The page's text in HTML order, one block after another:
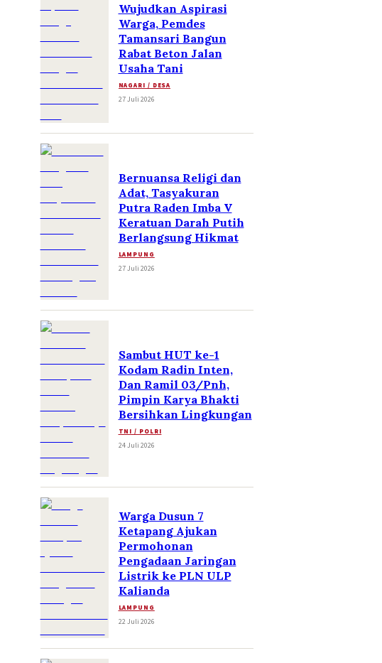
Wujudkan Aspirasi
Warga, Pemdes
Tamansari Bangun
Rabat Beton Jalan
Usaha Tani
NAGARI / DESA
27 Juli 2026
Bernuansa Religi dan
Adat, Tasyakuran
Putra Raden Imba V
Keratuan Darah Putih
Berlangsung Hikmat
LAMPUNG
27 Juli 2026
Sambut HUT ke-1
Kodam Radin Inten,
Dan Ramil 03/Pnh,
Pimpin Karya Bhakti
Bersihkan Lingkungan
TNI / POLRI
24 Juli 2026
Warga Dusun 7
Ketapang Ajukan
Permohonan
Pengadaan Jaringan
Listrik ke PLN ULP
Kalianda
LAMPUNG
22 Juli 2026